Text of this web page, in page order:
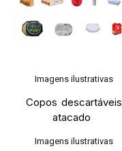
Imagens ilustrativas
Copos descartáveis
atacado
Imagens ilustrativas